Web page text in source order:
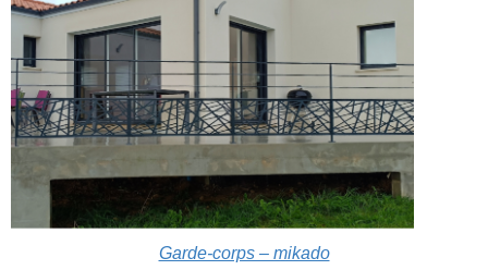
Garde-corps – mikado